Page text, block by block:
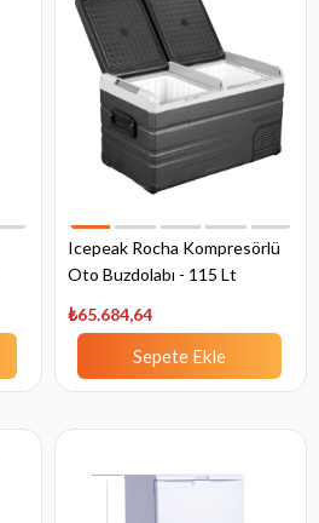
Icepeak Rocha Kompresörlü
Oto Buzdolabı - 115 Lt
₺65.684,64
Sepete Ekle